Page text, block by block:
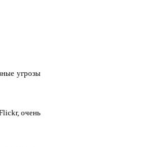
угрозы
очень